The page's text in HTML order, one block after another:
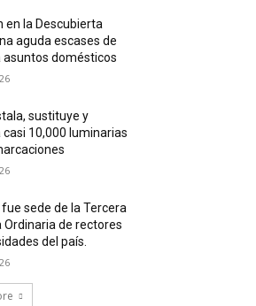
en la Descubierta
aguda escases de
asuntos domésticos
sustituye y
10,000 luminarias
sede de la Tercera
Ordinaria de rectores
del país.